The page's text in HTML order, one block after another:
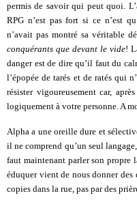
permis de savoir qui peut quoi.
RPG n’est pas fort si ce n’est
n’avait pas montré sa véritable
conquérants que devant le vide!
danger est de dire qu’il faut du
l’épopée de tarés et de ratés qui
résister vigoureusement car,
logiquement à votre personne. A
Alpha a une oreille dure et
il ne comprend qu’un seul
faut maintenant parler son propre
éduquer vient de nous donner
copies dans la rue, pas par des